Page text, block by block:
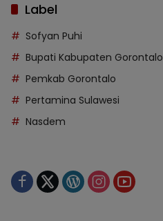
Label
Sofyan Puhi
Bupati Kabupaten Gorontalo
Pemkab Gorontalo
Pertamina Sulawesi
Nasdem